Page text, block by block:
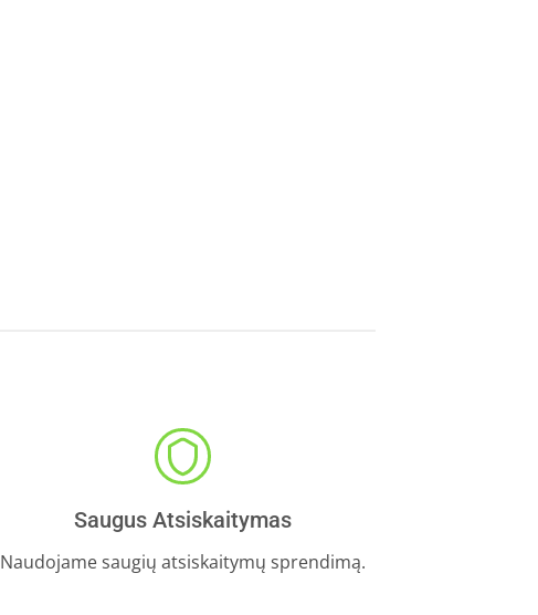
Saugus Atsiskaitymas
Naudojame saugių atsiskaitymų sprendimą.